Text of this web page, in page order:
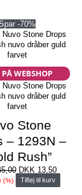
-70%
WEBSHOP
Stone
– 1293N –
Rush”
Den
oprindelige
pris
DKK 13,50Den
pris
(%) Tilføj til kurv